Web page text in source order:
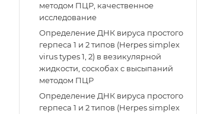
методом ПЦР, качественное
исследование
Определение ДНК вируса простого
герпеса 1 и 2 типов (Herpes simplex
virus types 1, 2) в везикулярной
жидкости, соскобах с высыпаний
методом ПЦР
Определение ДНК вируса простого
герпеса 1 и 2 типов (Herpes simplex